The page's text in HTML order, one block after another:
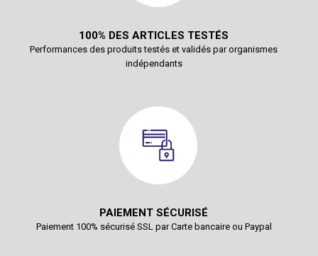
100% DES ARTICLES TESTÉS
Performances des produits testés et validés par organismes
indépendants
PAIEMENT SÉCURISÉ
Paiement 100% sécurisé SSL par Carte bancaire ou Paypal